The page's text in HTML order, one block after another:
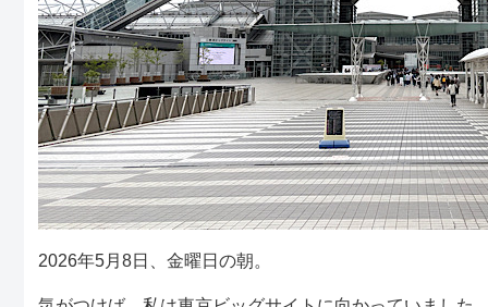
2026年5月8日、金曜日の朝。